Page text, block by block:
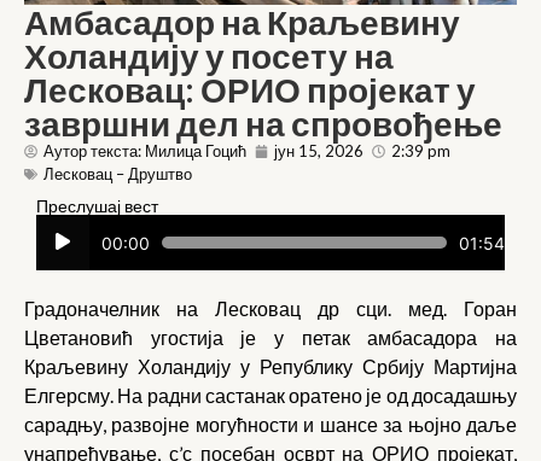
Амбасадор на Краљевину
Холандију у посету на
Лесковац: ОРИО пројекат у
завршни дел на спровођење
Аутор текста: Милица Гоцић јун 15, 2026
2:39 pm
Лесковац – Друштво
Преслушај вест
Прегледач
звучних
00:00 01:54
Градоначелник на Лесковац др сци. мед. Горан
Цветановић угостија је у петак амбасадора на
Краљевину Холандију у Републику Србију Мартијна
Елгерсму. На радни састанак оратено је од досадашњу
сарадњу, развојне могућности и шансе за њојно даље
унапређување, с’с посебан осврт на ОРИО пројекат,